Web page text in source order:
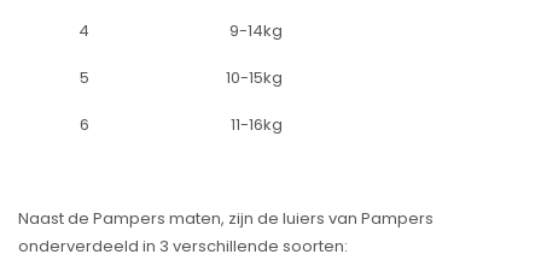
Naast de Pampers maten, zijn de luiers van Pampers
onderverdeeld in 3 verschillende soorten: